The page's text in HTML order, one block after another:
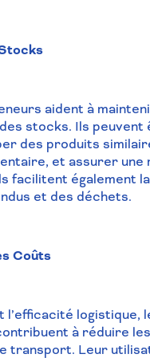
aident à
stocks. Ils
des produits
et assurer
facilitent également
et des déchets.
Coûts
l’efficacité logistique,
à réduire
transport. Leur